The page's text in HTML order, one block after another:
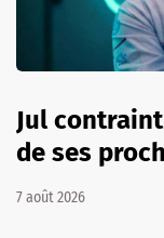
Jul
de ses
7 août 2026